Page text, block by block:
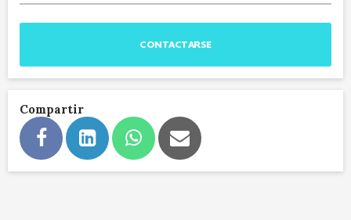
CONTACTARSE
Compartir